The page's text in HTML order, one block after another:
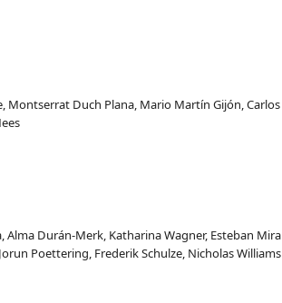
Montserrat Duch Plana, Mario Martín Gijón, Carlos
Alma Durán-Merk, Katharina Wagner, Esteban Mira
Poettering, Frederik Schulze, Nicholas Williams